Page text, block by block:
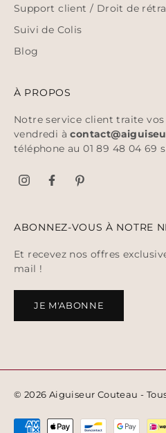
Support client / Droit de
Suivi de Colis
Blog
À PROPOS
Notre service client traite
vendredi à
téléphone au 01 89 48 04 69
ABONNEZ-VOUS À NOTRE
Et recevez nos offres
mail !
JE M'ABONNE
© 2026 Aiguiseur Couteau -